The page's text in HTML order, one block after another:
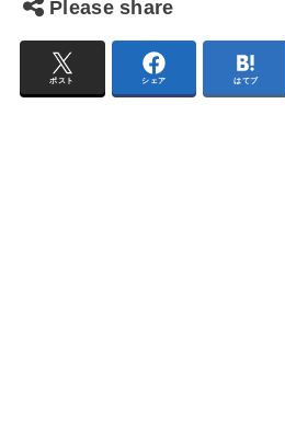
Please share
ポスト シェア はてブ